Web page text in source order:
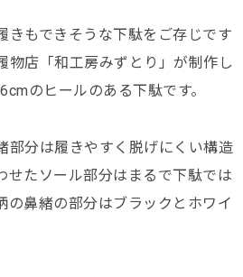
きもできそうな下駄をご存じです
物店「和工房みずとり」が制作し
のヒールのある下駄です。
部分は履きやすく脱げにくい構造
せたソール部分はまるで下駄では
の鼻緒の部分はブラックとホワイ